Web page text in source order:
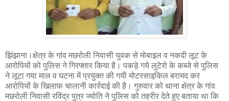
झिंझाना।क्षेत्र के गांव मछरोली निवासी युवक से मोबाइल व नकदी लूट के
आरोपियों को पुलिस ने गिरफ्तार किया है। पकड़े गये लुटेरो के कब्जे से पुलिस
ने लूटा गया माल व घटना में प्रयुक्त की गयी मोटरसाइकिल बरामद कर
आरोपियों के खिलाफ चालानी कार्रवाई की है। गुरुवार को थाना क्षेत्र के गांव
मछरोली निवासी रविंद्र पुत्र ज्योति ने पुलिस को तहरीर देते हुए बताया था कि